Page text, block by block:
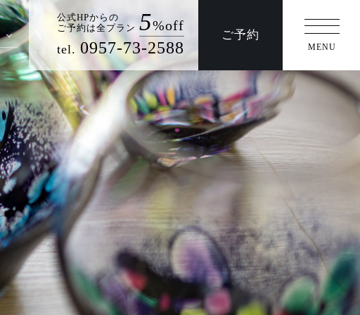
慶事/法事 交通アクセス ご予約
MENU
公式HPからの
ご予約は全プラン 5%off
tel.0957-73-2588
周辺観光
交通アクセス
慶事/法事
団体プラン/日帰りプラン
ウエディング